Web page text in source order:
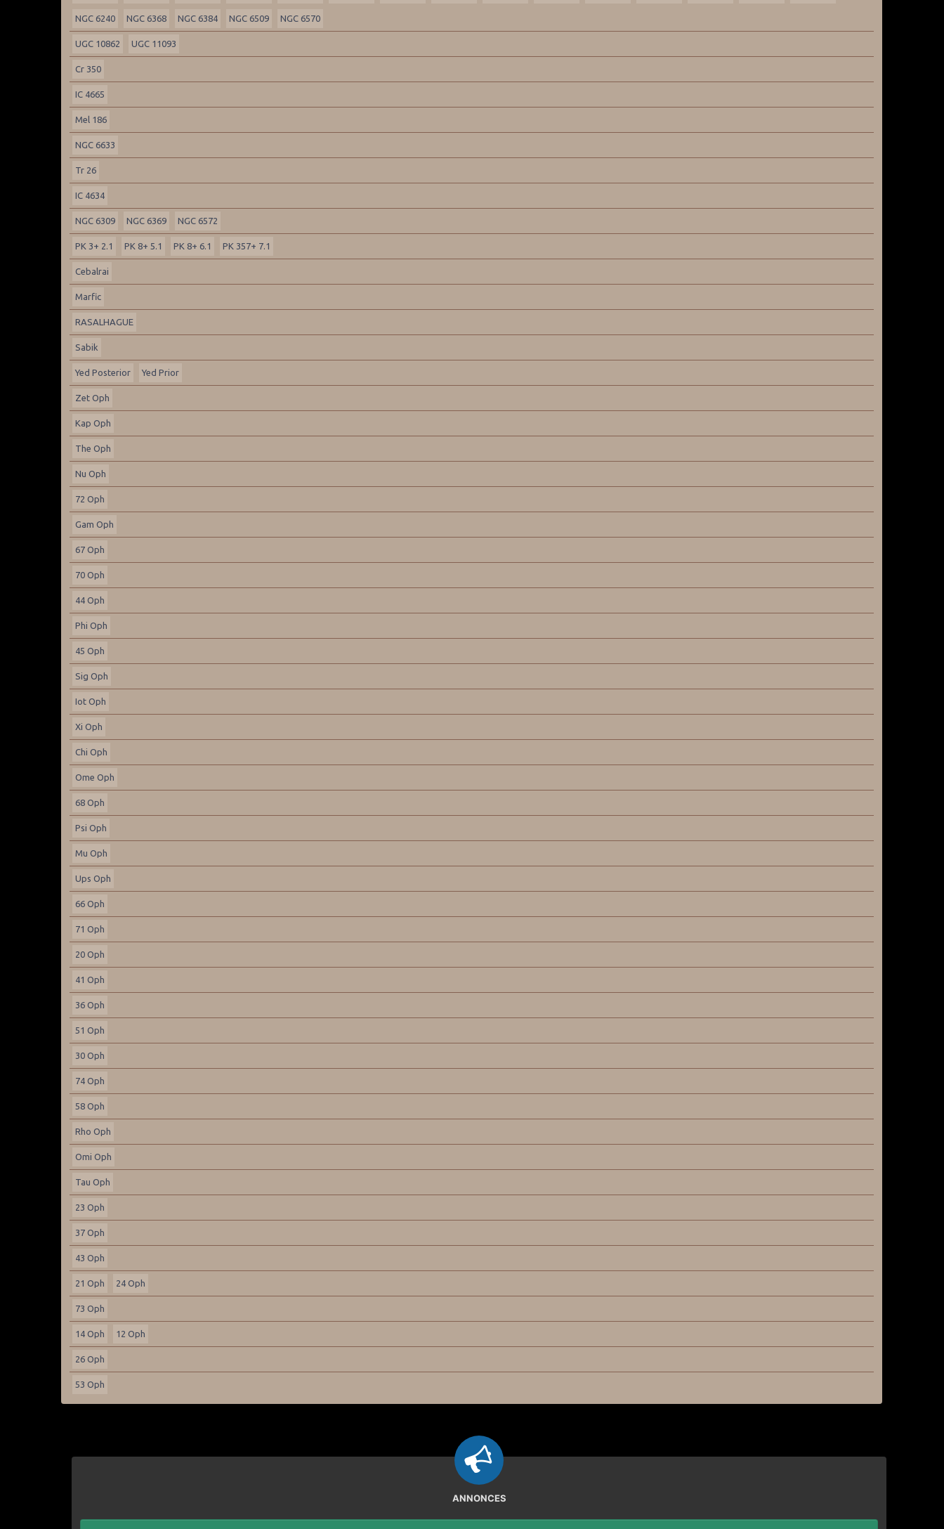
NGC 6240 NGC 6368 NGC 6384 NGC 6509 NGC 6570
UGC 10862 UGC 11093
Cr 350
IC 4665
Mel 186
NGC 6633
Tr 26
IC 4634
NGC 6309 NGC 6369 NGC 6572
PK 3+ 2.1 PK 8+ 5.1 PK 8+ 6.1 PK 357+ 7.1
Cebalrai
Marfic
RASALHAGUE
Sabik
Yed Posterior Yed Prior
Zet Oph
Kap Oph
The Oph
Nu Oph
72 Oph
Gam Oph
67 Oph
70 Oph
44 Oph
Phi Oph
45 Oph
Sig Oph
Iot Oph
Xi Oph
Chi Oph
Ome Oph
68 Oph
Psi Oph
Mu Oph
Ups Oph
66 Oph
71 Oph
20 Oph
41 Oph
36 Oph
51 Oph
30 Oph
74 Oph
58 Oph
Rho Oph
Omi Oph
Tau Oph
23 Oph
37 Oph
43 Oph
21 Oph 24 Oph
73 Oph
14 Oph 12 Oph
26 Oph
53 Oph
ANNONCES